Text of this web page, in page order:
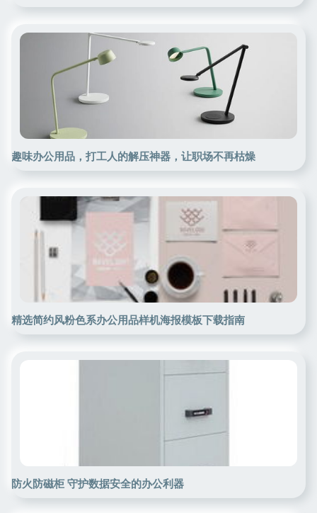
趣味办公用品，打工人的解压神器，让职场不再枯燥
精选简约风粉色系办公用品样机海报模板下载指南
防火防磁柜 守护数据安全的办公利器